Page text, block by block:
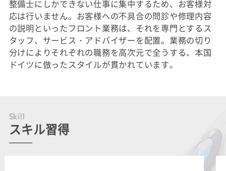
整備士にしかできない仕事に集中するため、お客様対
応は行いません。お客様への不具合の問診や修理内容
の説明といったフロント業務は、それを専門とするス
タッフ、サービス・アドバイザーを配置。業務の切り
分けによりそれぞれの職務を高次元で全うする、本国
ドイツに倣ったスタイルが貫かれています。
Skill
スキル習得